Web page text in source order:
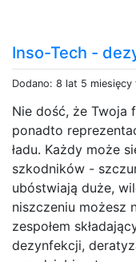
Inso-Tech -
Dodano: 8 lat 5 miesięcy
Nie dość, że Twoja
ponadto
ładu. Każdy może
szkodników -
ubóstwiają duże,
niszczeniu możesz
zespołem
dezynfekcji,